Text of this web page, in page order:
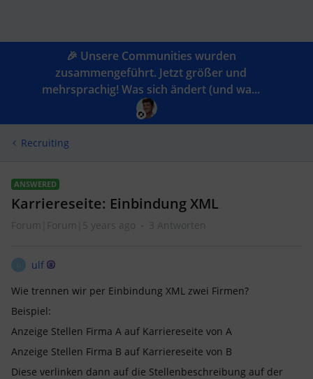
🎉 Unsere Communities wurden
zusammengeführt. Jetzt größer und
mehrsprachig! Was sich ändert (und wa...
Recruiting
ANSWERED
Karriereseite: Einbindung XML
Forum|Forum|5 years ago 3 Antworten
ulf
Wie trennen wir per Einbindung XML zwei Firmen?
Beispiel:
Anzeige Stellen Firma A auf Karriereseite von A
Anzeige Stellen Firma B auf Karriereseite von B
Diese verlinken dann auf die Stellenbeschreibung auf der